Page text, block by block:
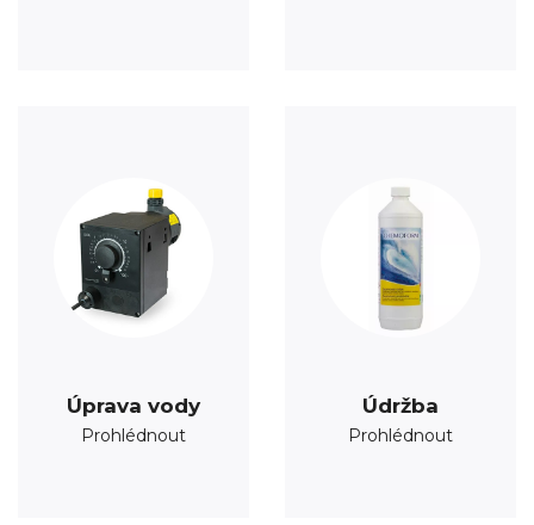
Úprava vody
Prohlédnout
Údržba
Prohlédnout